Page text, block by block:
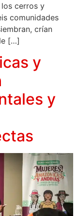
cerros y
comunidades
crían
[…]
y
y